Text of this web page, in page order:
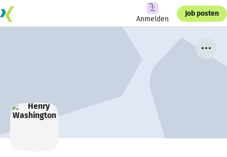
Anmelden
Job posten